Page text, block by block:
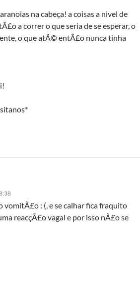
na cabeça! a coisas a nivel de
a correr o que seria de se esperar, o
o que atÃ© entÃ£o nunca tinha
: (, e se calhar fica fraquito
reacçÃ£o vagal e por isso nÃ£o se